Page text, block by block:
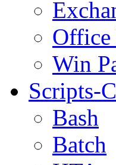
Office
Win
Scripts-
Bash
Batch